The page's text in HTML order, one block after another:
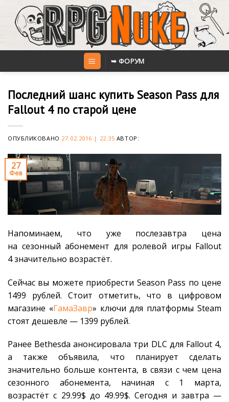
content
➥ ФОРУМ
Последний шанс купить Season Pass для
Fallout 4 по старой цене
ОПУБЛИКОВАНО 27.02.2016 | 22:35 АВТОР:
27
Фев
Напоминаем, что уже послезавтра цена
на сезонный абонемент для ролевой игры Fallout
4 значительно возрастёт.
Сейчас вы можете приобрести Season Pass по цене
1499 рублей. Стоит отметить, что в цифровом
магазине «ГамаЗавр» ключи для платформы Steam
стоят дешевле — 1399 рублей.
Ранее Bethesda анонсировала три DLC для Fallout 4,
а также объявила, что планирует сделать
значительно больше контента, в связи с чем цена
сезонного абонемента, начиная с 1 марта,
возрастёт с 29.99$ до 49.99$. Сегодня и завтра —